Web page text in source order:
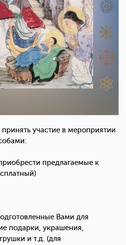
участие в мероприятии
предлагаемые к
Вами для
подарки, украшения,
и т.д. (для